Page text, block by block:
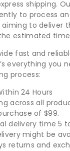
shipping.
to process
aiming to deliver
estimated
fast and
everything you
process:
24 Hours
across all
of $99.
delivery time 5
might be
returns and